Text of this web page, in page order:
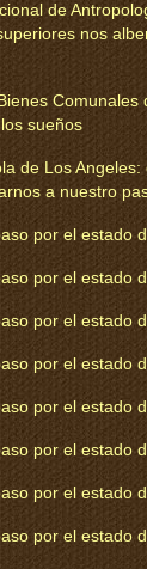
de
nos
Comunales
sueños
de Los
a nuestro
por el estado
por el estado
por el estado
por el estado
por el estado
por el estado
por el estado
por el estado